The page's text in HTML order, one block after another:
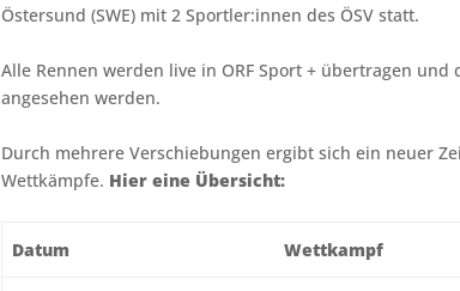
Östersund (SWE) mit 2 Sportler:innen des ÖSV statt.
Alle Rennen werden live in ORF Sport + übertragen und
angesehen werden.
Durch mehrere Verschiebungen ergibt sich ein neuer
Wettkämpfe. Hier eine Übersicht:
Datum Wettkampf